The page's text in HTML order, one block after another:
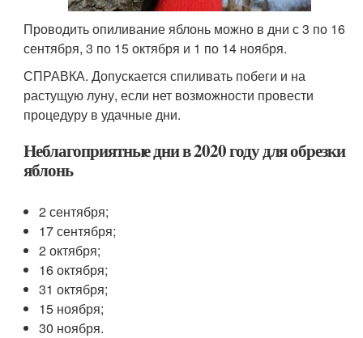
Проводить опиливание яблонь можно в дни с 3 по 16
сентября, 3 по 15 октября и 1 по 14 ноября.
СПРАВКА. Допускается спиливать побеги и на
растущую луну, если нет возможности провести
процедуру в удачные дни.
Неблагоприятные дни в 2020 году для обрезки
яблонь
2 сентября;
17 сентября;
2 октября;
16 октября;
31 октября;
15 ноября;
30 ноября.